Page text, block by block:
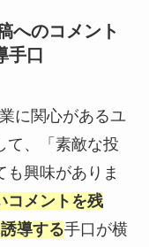
へのコメント
手口
に関心があるユ
て、「素敵な投
も興味がありま
コメントを残
導する手口が横